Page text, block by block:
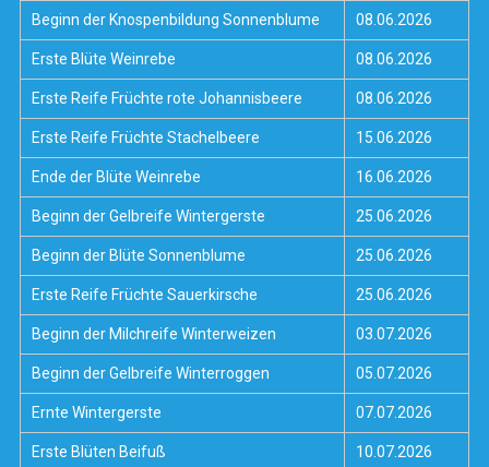
Beginn der Knospenbildung Sonnenblume 08.06.2026
Erste Blüte Weinrebe 08.06.2026
Erste Reife Früchte rote Johannisbeere 08.06.2026
Erste Reife Früchte Stachelbeere 15.06.2026
Ende der Blüte Weinrebe 16.06.2026
Beginn der Gelbreife Wintergerste 25.06.2026
Beginn der Blüte Sonnenblume 25.06.2026
Erste Reife Früchte Sauerkirsche 25.06.2026
Beginn der Milchreife Winterweizen 03.07.2026
Beginn der Gelbreife Winterroggen 05.07.2026
Ernte Wintergerste 07.07.2026
Erste Blüten Beifuß 10.07.2026